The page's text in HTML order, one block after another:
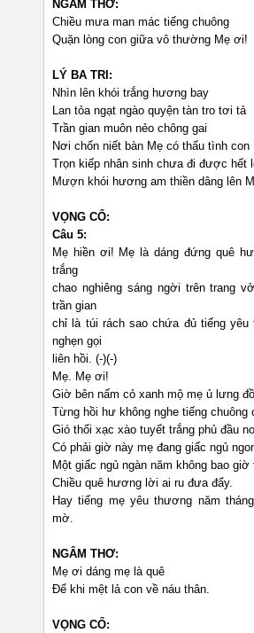
NGÂM THƠ:
Chiều mưa man mác tiếng chuông
Quặn lòng con giữa vô thường Mẹ ơi!
LÝ BA TRI:
Nhìn lên khói trắng hương bay
Lan tỏa ngạt ngào quyện tàn tro tơi tả
Trần gian muôn nẻo chông gai
Nơi chốn niết bàn Mẹ có thấu tình con
Trọn kiếp nhân sinh chưa đi được hết
Mượn khói hương am thiền dâng lên
VỌNG CỔ:
Câu 5:
Mẹ hiền ơi! Mẹ là dáng đứng quê
trắng
chao nghiêng sáng ngời trên trang
trần gian
chỉ là túi rách sao chứa đủ tiếng yêu
nghẹn gọi
liên hồi. (-)(-)
Mẹ. Mẹ ơi!
Giờ bên nấm cỏ xanh mộ mẹ ủ lưng
Từng hồi hư không nghe tiếng chuông
Gió thổi xạc xào tuyết trắng phủ đầu
Có phải giờ này mẹ đang giấc ngủ
Một giấc ngủ ngàn năm không bao giờ
Chiều quê hương lời ai ru đưa đẩy.
Hay tiếng mẹ yêu thương năm
mờ.
NGÂM THƠ:
Mẹ ơi dáng mẹ là quê
Để khi mệt lả con về náu thân.
VỌNG CỔ: